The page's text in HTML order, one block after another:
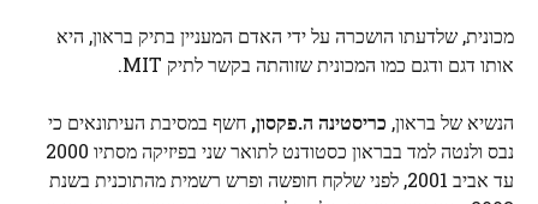
מכונית, שלדעתו הושכרה על ידי האדם המעניין בתיק בראון, היא
אותו דגם ודגם כמו המכונית שזוהתה בקשר לתיק MIT.
הנשיא של בראון, כריסטינה ה.פקסון, חשף במסיבת העיתונאים כי
נבס ולנטה למד בבראון כסטודנט לתואר שני בפיזיקה מסתיו 2000
עד אביב 2001, לפני שלקח חופשה ופרש רשמית מהתוכנית בשנת